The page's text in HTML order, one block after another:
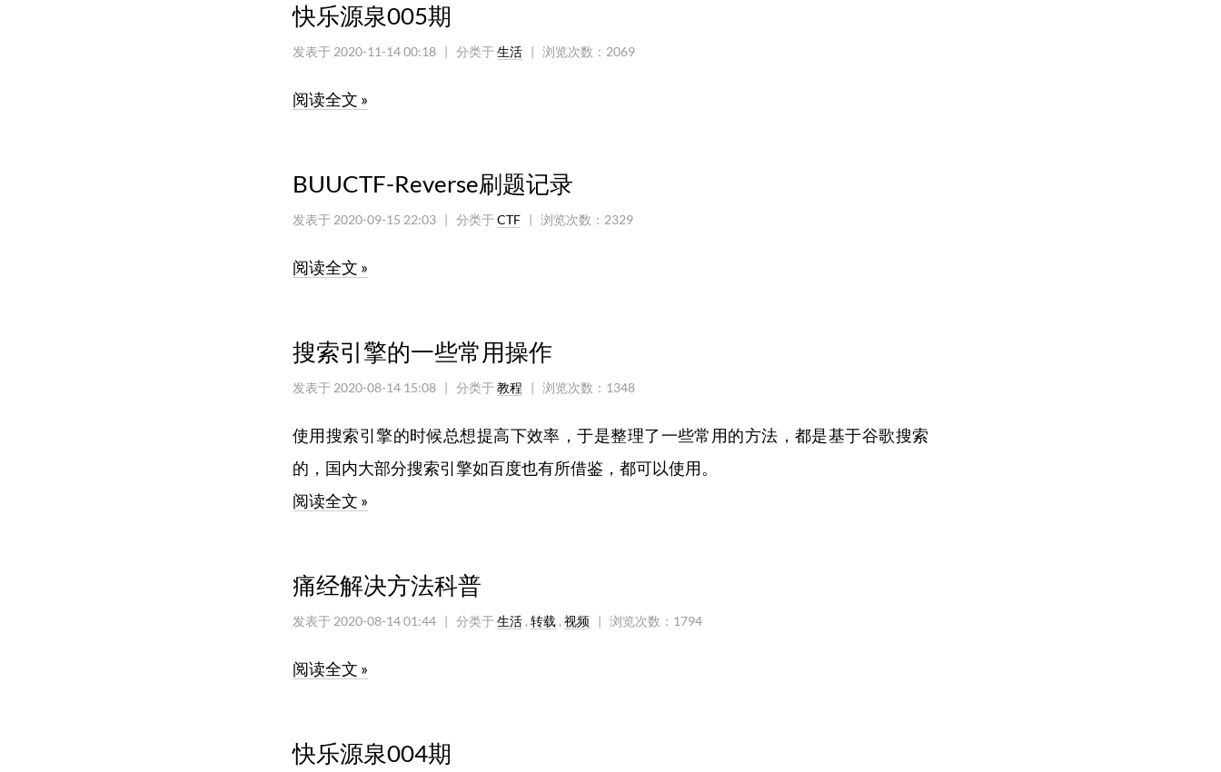
快乐源泉005期
发表于 2020-11-14 00:18 | 分类于 生活 | 浏览次数： 2069
阅读全文 »
BUUCTF-Reverse刷题记录
发表于 2020-09-15 22:03 | 分类于 CTF | 浏览次数： 2329
阅读全文 »
搜索引擎的一些常用操作
发表于 2020-08-14 15:08 | 分类于 教程 | 浏览次数： 1348
使用搜索引擎的时候总想提高下效率，于是整理了一些常用的方法，都是基于谷歌搜索
的，国内大部分搜索引擎如百度也有所借鉴，都可以使用。
阅读全文 »
痛经解决方法科普
发表于 2020-08-14 01:44 | 分类于 生活 , 转载 , 视频 | 浏览次数： 1794
阅读全文 »
快乐源泉004期